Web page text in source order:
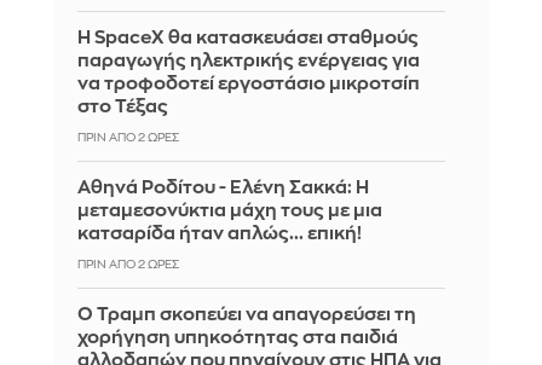
Η SpaceX θα κατασκευάσει σταθμούς
παραγωγής ηλεκτρικής ενέργειας για
να τροφοδοτεί εργοστάσιο μικροτσίπ
στο Τέξας
ΠΡΙΝ ΑΠΌ 2 ΏΡΕΣ
Αθηνά Ροδίτου - Ελένη Σακκά: Η
μεταμεσονύκτια μάχη τους με μια
κατσαρίδα ήταν απλώς... επική!
ΠΡΙΝ ΑΠΌ 2 ΏΡΕΣ
Ο Τραμπ σκοπεύει να απαγορεύσει τη
χορήγηση υπηκοότητας στα παιδιά
αλλοδαπών που πηγαίνουν στις ΗΠΑ για